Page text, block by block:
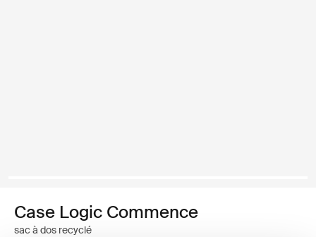
Case Logic Commence
sac à dos recyclé